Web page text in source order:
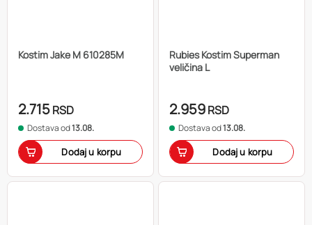
Kostim Jake M 610285M
2.715RSD
Dostava od13.08.
Dodaj u korpu
Rubies Kostim Superman
veličina L
2.959RSD
Dostava od13.08.
Dodaj u korpu